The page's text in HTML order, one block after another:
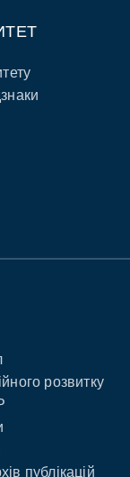
розвитку
публікацій